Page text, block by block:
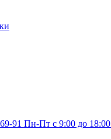
91 Пн-Пт c 9:00 до 18:00